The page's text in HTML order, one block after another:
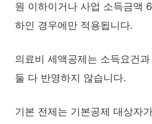
원 이하이거나 사업 소득금액
하인 경우에만 적용됩니다.
의료비 세액공제는 소득요건
둘 다 반영하지 않습니다.
기본 전제는 기본공제 대상자